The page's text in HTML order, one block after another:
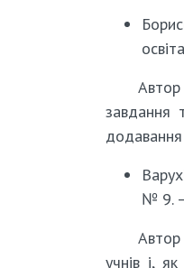
Автор
завдання
додавання
№ 9.
Автор
учнів і,